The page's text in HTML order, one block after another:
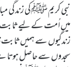
نبی کریم ﷺکی زندگی
میں اُمت کے لیے ثابت
زندگیوں سے ہمیں ثابت
سجدوں سے حاصل ہوتا